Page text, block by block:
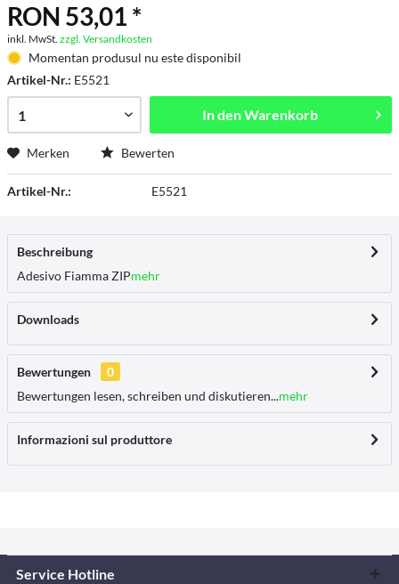
RON 53,01 *
inkl. MwSt. zzgl. Versandkosten
Momentan produsul nu este disponibil
Artikel-Nr.: E5521
In denWarenkorb
Merken Bewerten
Artikel-Nr.: E5521
Beschreibung
Adesivo Fiamma ZIPmehr
Downloads
Bewertungen
0
Bewertungen lesen, schreiben und diskutieren...mehr
Informazioni sul produttore
Service Hotline